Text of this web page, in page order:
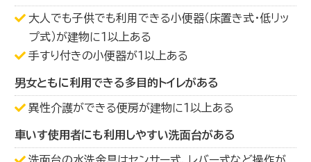
大人でも子供でも利用できる小便器（床置き式・低リッ
プ式）が建物に１以上ある
手すり付きの小便器が１以上ある
男女ともに利用できる多目的トイレがある
異性介護ができる便房が建物に１以上ある
車いす使用者にも利用しやすい洗面台がある
洗面台の水洗金具はセンサー式、レバー式など操作が